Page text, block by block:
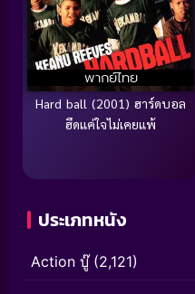
พากย์ไทย
Hard ball (2001) ฮาร์ดบอล
ฮึดแค่ใจไม่เคยแพ้
ประเภทหนัง
Action บู๊(2,121)